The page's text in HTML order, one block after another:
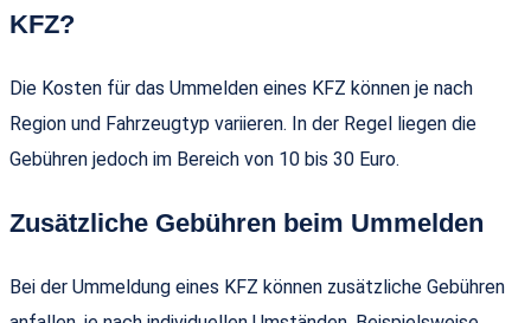
KFZ?
Die Kosten für das Ummelden eines KFZ können je nach
Region und Fahrzeugtyp variieren. In der Regel liegen die
Gebühren jedoch im Bereich von 10 bis 30 Euro.
Zusätzliche Gebühren beim Ummelden
Bei der Ummeldung eines KFZ können zusätzliche Gebühren